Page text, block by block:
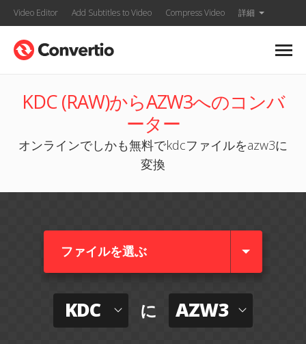
Video Editor Add Subtitles to Video Compress Video 詳細
KDC (RAW)からAZW3へのコンバ
ーター
オンラインでしかも無料でkdcファイルをazw3に
変換
ファイルを選ぶ
KDC に AZW3